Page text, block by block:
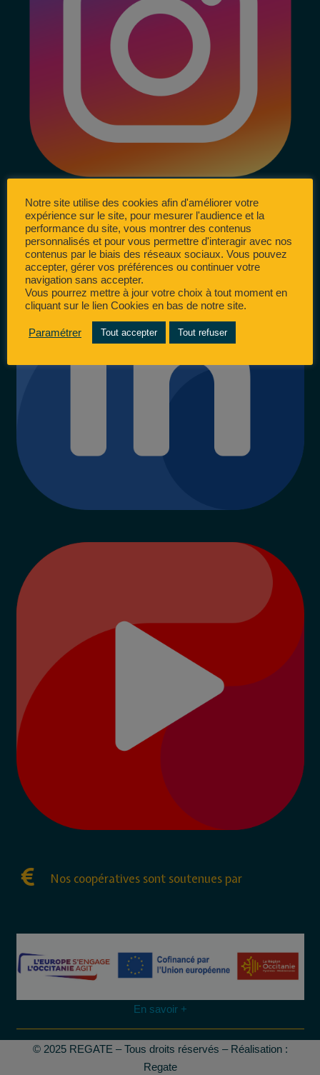
Nos coopératives sont soutenues par
En savoir +
© 2025 REGATE – Tous droits réservés – Réalisation :
Regate
Notre site utilise des cookies afin d'améliorer votre
expérience sur le site, pour mesurer l'audience et la
performance du site, vous montrer des contenus
personnalisés et pour vous permettre d'interagir avec nos
contenus par le biais des réseaux sociaux. Vous pouvez
accepter, gérer vos préférences ou continuer votre
navigation sans accepter.
Vous pourrez mettre à jour votre choix à tout moment en
cliquant sur le lien Cookies en bas de notre site.
Paramétrer Tout accepter Tout refuser